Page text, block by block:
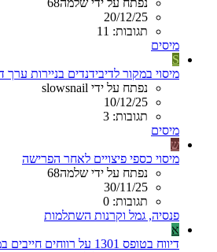
20/12/25
תגובות: 11
מיסים
S
מיסוי במקור לדיבידנדים בניירות ערך
נפתח על ידי slowsnail
10/12/25
תגובות: 3
מיסים
ש
מיסוי כספי פיצויים לאחר הפרישה
נפתח על ידי שלמה68
30/11/25
תגובות: 0
פנסיה, גמל וקרנות השתלמות
א
דיווח בטופס 1301 על